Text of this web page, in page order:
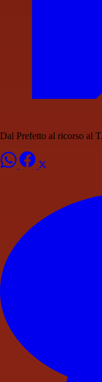
Dal Prefetto al ricorso al